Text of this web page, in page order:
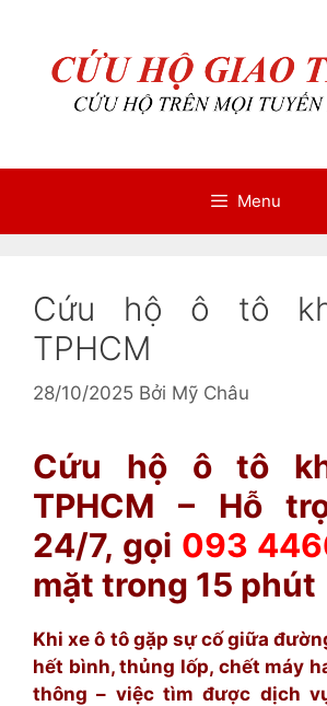
Menu
Cứu hộ ô tô
TPHCM
28/10/2025 Bởi Mỹ Châu
Cứu hộ ô tô
TPHCM – Hỗ
24/7, gọi 093
mặt trong 15 phút
Khi xe ô tô gặp sự cố giữa
hết bình, thủng lốp, chết máy
thông – việc tìm được dịch